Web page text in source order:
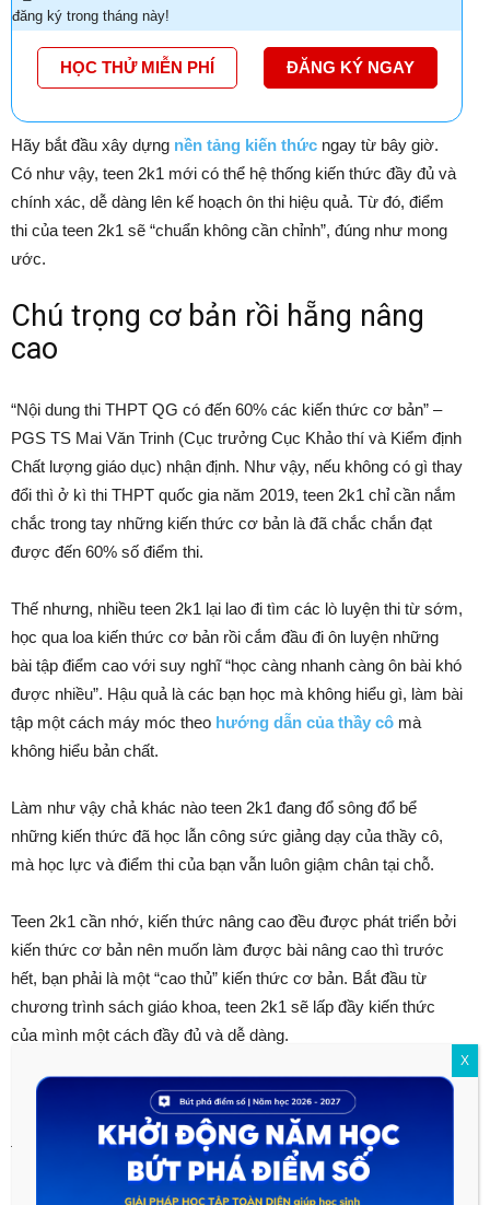
đăng ký trong tháng này!
HỌC THỬ MIỄN PHÍ ĐĂNG KÝ NGAY
Hãy bắt đầu xây dựng nền tảng kiến thức ngay từ bây giờ.
Có như vậy, teen 2k1 mới có thể hệ thống kiến thức đầy đủ và
chính xác, dễ dàng lên kế hoạch ôn thi hiệu quả. Từ đó, điểm
thi của teen 2k1 sẽ “chuẩn không cần chỉnh”, đúng như mong
ước.
Chú trọng cơ bản rồi hẵng nâng
cao
“Nội dung thi THPT QG có đến 60% các kiến thức cơ bản” –
PGS TS Mai Văn Trinh (Cục trưởng Cục Khảo thí và Kiểm định
Chất lượng giáo dục) nhận định. Như vậy, nếu không có gì thay
đổi thì ở kì thi THPT quốc gia năm 2019, teen 2k1 chỉ cần nắm
chắc trong tay những kiến thức cơ bản là đã chắc chắn đạt
được đến 60% số điểm thi.
Thế nhưng, nhiều teen 2k1 lại lao đi tìm các lò luyện thi từ sớm,
học qua loa kiến thức cơ bản rồi cắm đầu đi ôn luyện những
bài tập điểm cao với suy nghĩ “học càng nhanh càng ôn bài khó
được nhiều”. Hậu quả là các bạn học mà không hiểu gì, làm bài
tập một cách máy móc theo hướng dẫn của thầy cô mà
không hiểu bản chất.
Làm như vậy chả khác nào teen 2k1 đang đổ sông đổ bể
những kiến thức đã học lẫn công sức giảng dạy của thầy cô,
mà học lực và điểm thi của bạn vẫn luôn giậm chân tại chỗ.
Teen 2k1 cần nhớ, kiến thức nâng cao đều được phát triển bởi
kiến thức cơ bản nên muốn làm được bài nâng cao thì trước
hết, bạn phải là một “cao thủ” kiến thức cơ bản. Bắt đầu từ
chương trình sách giáo khoa, teen 2k1 sẽ lấp đầy kiến thức
của mình một cách đầy đủ và dễ dàng.
Không muốn trượt đại học, teen 2k1 phải “khắc cốt ghi tâm”
: kiến thức nền tảng luôn phải được đặt trọng tâm và ưu
tiên số 1, phảichắc kiến thức nền tảngthì mới học được
nâng cao. Chỉ cần làm tốt hai lưu ý trên, teen 2k1 không những
X